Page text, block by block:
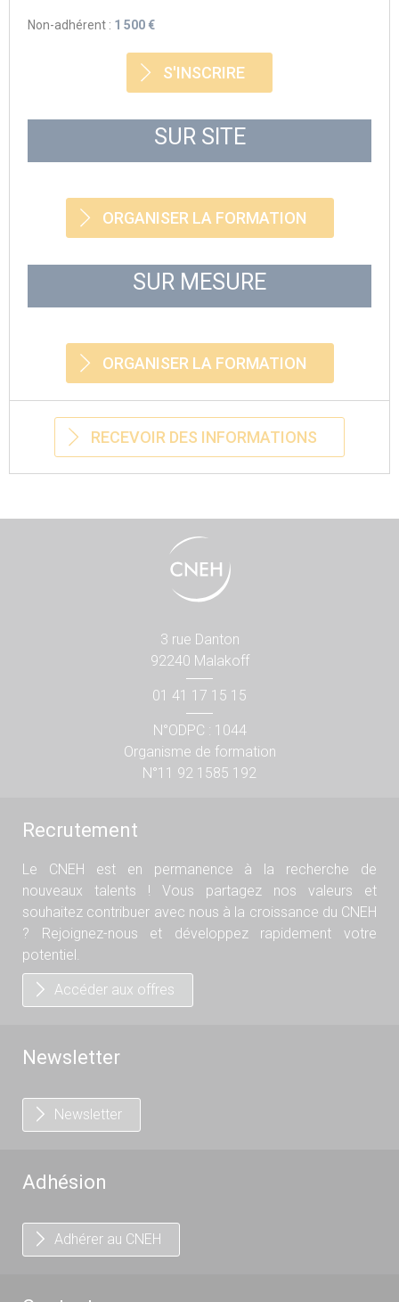
Non-adhérent : 1 500 €
S'INSCRIRE
SUR SITE
ORGANISER LA FORMATION
SUR MESURE
ORGANISER LA FORMATION
RECEVOIR DES INFORMATIONS
3 rue Danton
92240 Malakoff
01 41 17 15 15
N°ODPC : 1044
Organisme de formation
N°11 92 1585 192
Recrutement
Le CNEH est en permanence à la recherche de
nouveaux talents ! Vous partagez nos valeurs et
souhaitez contribuer avec nous à la croissance du CNEH
? Rejoignez-nous et développez rapidement votre
potentiel.
Accéder aux offres
Newsletter
Newsletter
Adhésion
Adhérer au CNEH